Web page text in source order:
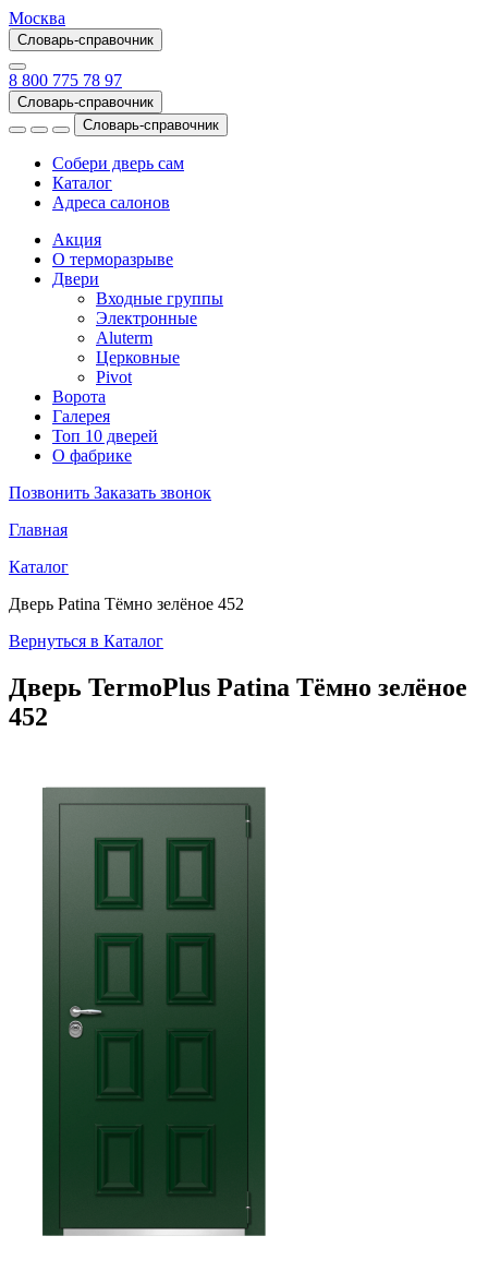
Москва
Словарь-справочник
8 800 775 78 97
Словарь-справочник
Словарь-справочник
Собери дверь сам
Каталог
Адреса салонов
Акция
О терморазрыве
Двери
Входные группы
Электронные
Aluterm
Церковные
Pivot
Ворота
Галерея
Топ 10 дверей
О фабрике
Позвонить Заказать звонок
Главная
Каталог
Дверь Patina Тёмно зелёное 452
Вернуться в Каталог
Дверь TermoPlus Patina Тёмно зелёное
452